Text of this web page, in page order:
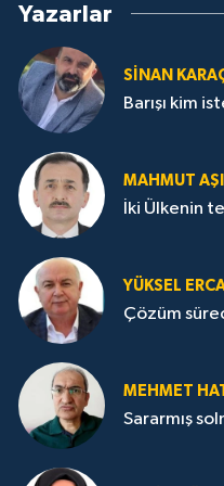
Yazarlar
SİNAN
Barışı kim
MAHMUT
İki Ülkenin
YÜKSEL
Çözüm
MEHMET
Sararmış